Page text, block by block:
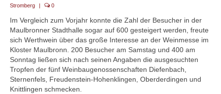
Stromberg
| 0
Im Vergleich zum Vorjahr konnte die Zahl der Besucher in der
Maulbronner Stadthalle sogar auf 600 gesteigert werden, freute
sich Werthwein über das große Interesse an der Weinmesse im
Kloster Maulbronn. 200 Besucher am Samstag und 400 am
Sonntag ließen sich nach seinen Angaben die ausgesuchten
Tropfen der fünf Weinbaugenossenschaften Diefenbach,
Sternenfels, Freudenstein-Hohenklingen, Oberderdingen und
Knittlingen schmecken.